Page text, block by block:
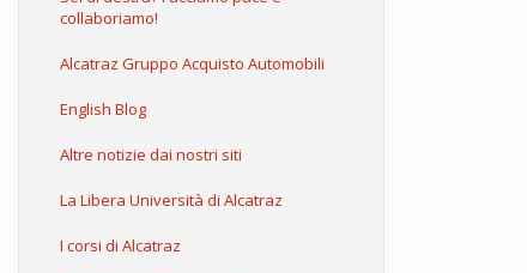
collaboriamo!
Alcatraz Gruppo Acquisto Automobili
English Blog
Altre notizie dai nostri siti
La Libera Università di Alcatraz
I corsi di Alcatraz